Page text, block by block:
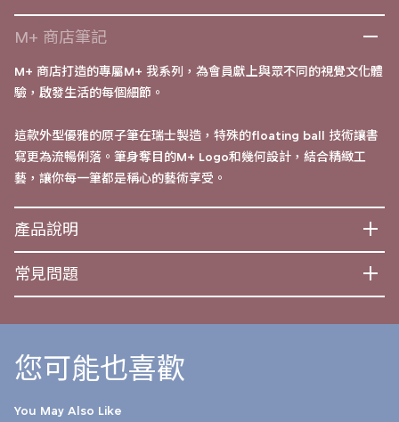
M+ 商店筆記
M+ 商店打造的專屬M+ 我系列，為會員獻上與眾不同的視覺文化體
驗，啟發生活的每個細節。
這款外型優雅的原子筆在瑞士製造，特殊的floating ball 技術讓書
寫更為流暢俐落。筆身奪目的M+ Logo和幾何設計，結合精緻工
藝，讓你每一筆都是稱心的藝術享受。
產品說明
常見問題
您可能也喜歡
You May Also Like